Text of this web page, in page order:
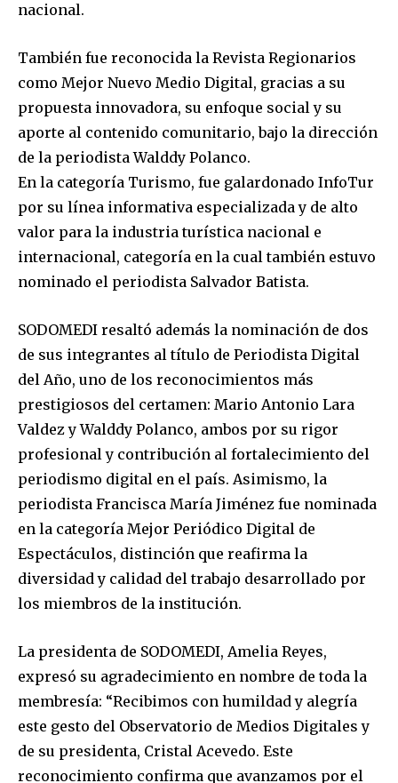
nacional.
También fue reconocida la Revista Regionarios
como Mejor Nuevo Medio Digital, gracias a su
propuesta innovadora, su enfoque social y su
aporte al contenido comunitario, bajo la dirección
de la periodista Walddy Polanco.
En la categoría Turismo, fue galardonado InfoTur
por su línea informativa especializada y de alto
valor para la industria turística nacional e
internacional, categoría en la cual también estuvo
nominado el periodista Salvador Batista.
SODOMEDI resaltó además la nominación de dos
de sus integrantes al título de Periodista Digital
del Año, uno de los reconocimientos más
prestigiosos del certamen: Mario Antonio Lara
Valdez y Walddy Polanco, ambos por su rigor
profesional y contribución al fortalecimiento del
periodismo digital en el país. Asimismo, la
periodista Francisca María Jiménez fue nominada
en la categoría Mejor Periódico Digital de
Espectáculos, distinción que reafirma la
diversidad y calidad del trabajo desarrollado por
los miembros de la institución.
La presidenta de SODOMEDI, Amelia Reyes,
expresó su agradecimiento en nombre de toda la
membresía: “Recibimos con humildad y alegría
este gesto del Observatorio de Medios Digitales y
de su presidenta, Cristal Acevedo. Este
reconocimiento confirma que avanzamos por el